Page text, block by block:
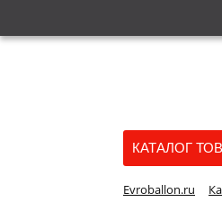
КАТАЛОГ
Evroballon.ru